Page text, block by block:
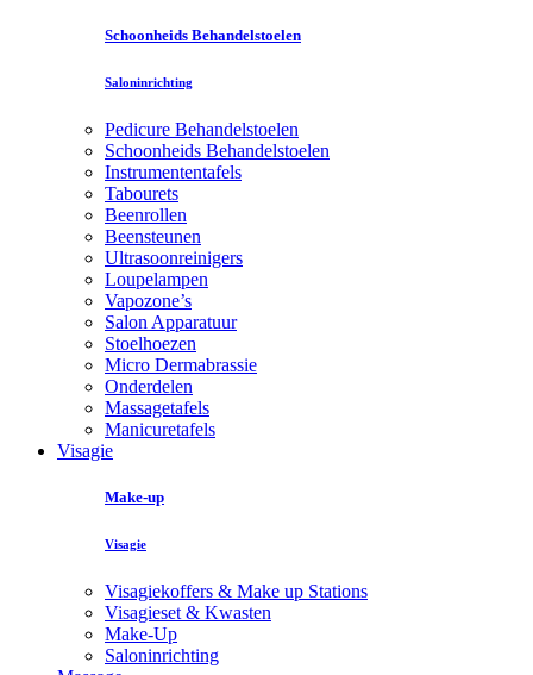
Schoonheids Behandelstoelen
Saloninrichting
Pedicure Behandelstoelen
Schoonheids Behandelstoelen
Instrumententafels
Tabourets
Beenrollen
Beensteunen
Ultrasoonreinigers
Loupelampen
Vapozone’s
Salon Apparatuur
Stoelhoezen
Micro Dermabrassie
Onderdelen
Massagetafels
Manicuretafels
Visagie
Make-up
Visagie
Visagiekoffers & Make up Stations
Visagieset & Kwasten
Make-Up
Saloninrichting